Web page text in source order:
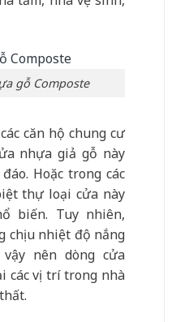
gỗ Composte
căn hộ chung cư
nhựa giả gỗ này
Hoặc trong các
thự loại cửa này
biến. Tuy nhiên,
chịu nhiệt độ nắng
nên dòng cửa
các vị trí trong nhà